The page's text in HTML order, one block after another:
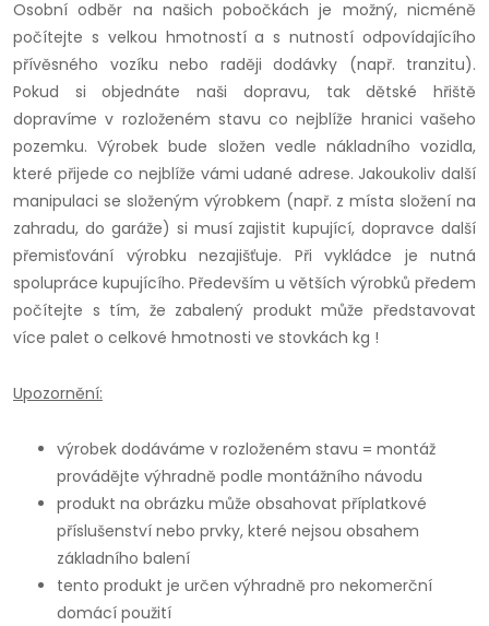
Osobní odběr na našich pobočkách je možný, nicméně
počítejte s velkou hmotností a s nutností odpovídajícího
přívěsného vozíku nebo raději dodávky (např. tranzitu).
Pokud si objednáte naši dopravu, tak dětské hřiště
dopravíme v rozloženém stavu co nejblíže hranici vašeho
pozemku. Výrobek bude složen vedle nákladního vozidla,
které přijede co nejblíže vámi udané adrese. Jakoukoliv další
manipulaci se složeným výrobkem (např. z místa složení na
zahradu, do garáže) si musí zajistit kupující, dopravce další
přemisťování výrobku nezajišťuje. Při vykládce je nutná
spolupráce kupujícího. Především u větších výrobků předem
počítejte s tím, že zabalený produkt může představovat
více palet o celkové hmotnosti ve stovkách kg !
Upozornění:
výrobek dodáváme v rozloženém stavu = montáž
provádějte výhradně podle montážního návodu
produkt na obrázku může obsahovat příplatkové
příslušenství nebo prvky, které nejsou obsahem
základního balení
tento produkt je určen výhradně pro nekomerční
domácí použití